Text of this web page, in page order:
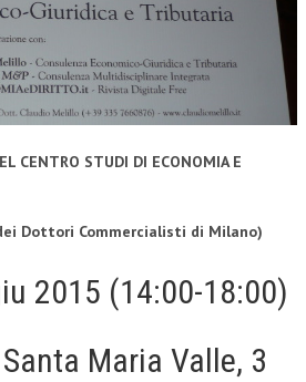
CENTRO STUDI DI ECONOMIA E
Dottori Commercialisti di Milano)
2015 (14:00-18:00)
Maria Valle, 3